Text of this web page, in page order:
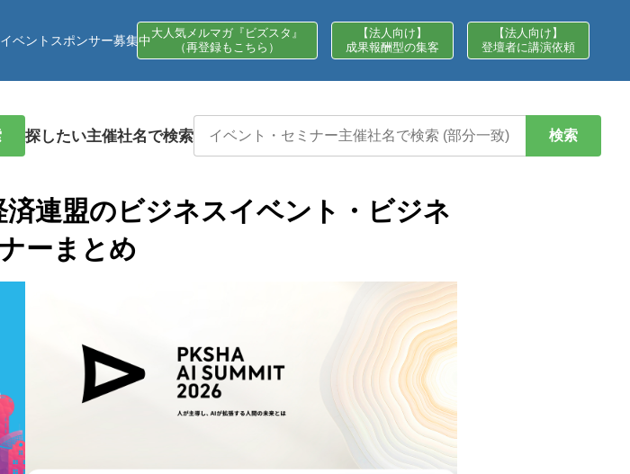
イベントスポンサー募集中 大人気メルマガ『ビズスタ』
（再登録もこちら）
【法人向け】
成果報酬型の集客
【法人向け】
登壇者に講演依頼
探したい主催社名で検索 検索
連盟のビジネスイベント・ビジネ
ーまとめ